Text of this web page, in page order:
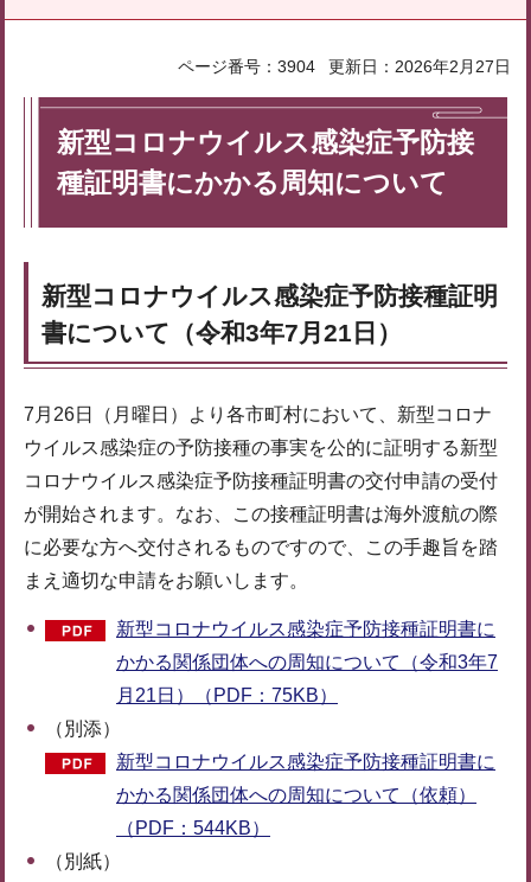
ページ番号：3904 更新日：2026年2月27日
新型コロナウイルス感染症予防接
種証明書にかかる周知について
新型コロナウイルス感染症予防接種証明
書について（令和3年7月21日）
7月26日（月曜日）より各市町村において、新型コロナ
ウイルス感染症の予防接種の事実を公的に証明する新型
コロナウイルス感染症予防接種証明書の交付申請の受付
が開始されます。なお、この接種証明書は海外渡航の際
に必要な方へ交付されるものですので、この手趣旨を踏
まえ適切な申請をお願いします。
新型コロナウイルス感染症予防接種証明書に
かかる関係団体への周知について（令和3年7
月21日）（PDF：75KB）
（別添）
新型コロナウイルス感染症予防接種証明書に
かかる関係団体への周知について（依頼）
（PDF：544KB）
（別紙）